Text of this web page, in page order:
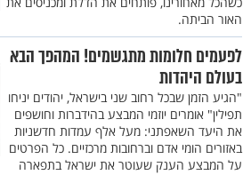
האור הביתה.
לפעמים חלומות מתגשמים! המהפך הבא
בעולם היהדות
"הגיע הזמן שבכל רחוב שני בישראל, יהודים יניחו
תפילין" אומרים יוזמי המבצע בהידברות וחושפים
את היעד השאפתני: מעל אלף עמדות חדשניות
באזורים הומי אדם וברחובות מרכזיים. כל הפרטים
על המבצע הענק שעוטר את ישראל בתפארה